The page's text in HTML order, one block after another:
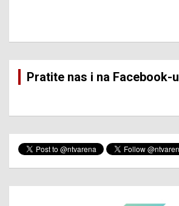
Pratite nas i na Facebook-u